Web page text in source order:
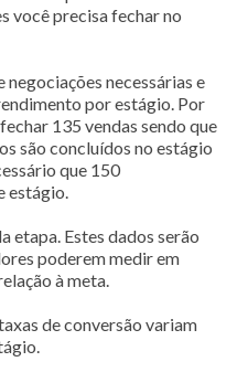
você precisa fechar no
necessárias e
por estágio. Por
135 vendas sendo que
são concluídos no estágio
que 150
estágio.
etapa. Estes dados serão
poderem medir em
à meta.
de conversão variam